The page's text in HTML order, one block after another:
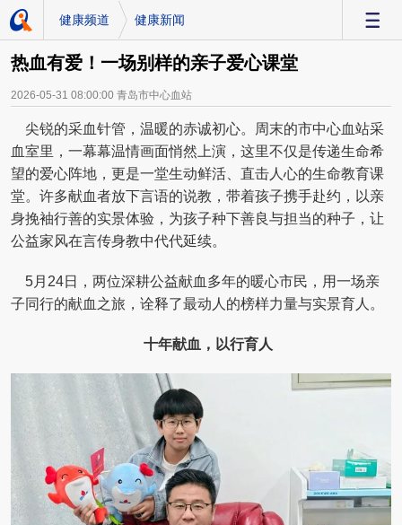
健康频道 健康新闻
热血有爱！一场别样的亲子爱心课堂
2026-05-31 08:00:00 青岛市中心血站
尖锐的采血针管，温暖的赤诚初心。周末的市中心血站采
血室里，一幕幕温情画面悄然上演，这里不仅是传递生命希
望的爱心阵地，更是一堂生动鲜活、直击人心的生命教育课
堂。许多献血者放下言语的说教，带着孩子携手赴约，以亲
身挽袖行善的实景体验，为孩子种下善良与担当的种子，让
公益家风在言传身教中代代延续。
5月24日，两位深耕公益献血多年的暖心市民，用一场亲
子同行的献血之旅，诠释了最动人的榜样力量与实景育人。
十年献血，以行育人